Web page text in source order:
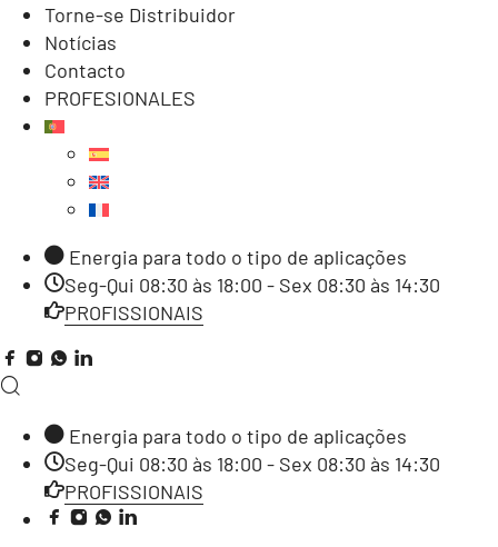
Torne-se Distribuidor
Notícias
Contacto
PROFESIONALES
Energia para todo o tipo de aplicações
Seg-Qui 08:30 às 18:00 - Sex 08:30 às 14:30
PROFISSIONAIS
Energia para todo o tipo de aplicações
Seg-Qui 08:30 às 18:00 - Sex 08:30 às 14:30
PROFISSIONAIS